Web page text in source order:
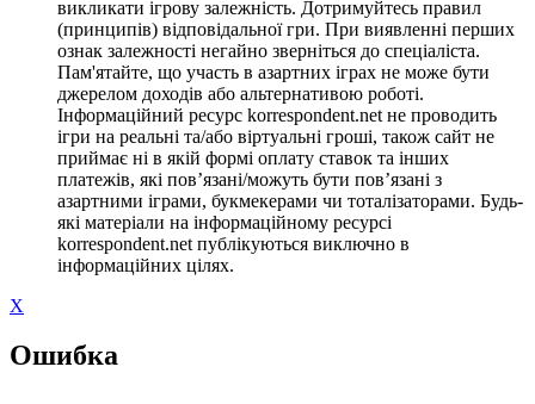
викликати ігрову залежність. Дотримуйтесь правил
(принципів) відповідальної гри. При виявленні перших
ознак залежності негайно зверніться до спеціаліста.
Пам'ятайте, що участь в азартних іграх не може бути
джерелом доходів або альтернативою роботі.
Інформаційний ресурс korrespondent.net не проводить
ігри на реальні та/або віртуальні гроші, також сайт не
приймає ні в якій формі оплату ставок та інших
платежів, які пов’язані/можуть бути пов’язані з
азартними іграми, букмекерами чи тоталізаторами. Будь-
які матеріали на інформаційному ресурсі
korrespondent.net публікуються виключно в
інформаційних цілях.
X
Ошибка